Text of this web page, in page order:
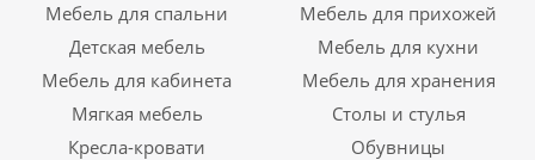
Мебель для спальни
Мебель для прихожей
Детская мебель
Мебель для кухни
Мебель для кабинета
Мебель для хранения
Мягкая мебель
Столы и стулья
Кресла-кровати
Обувницы